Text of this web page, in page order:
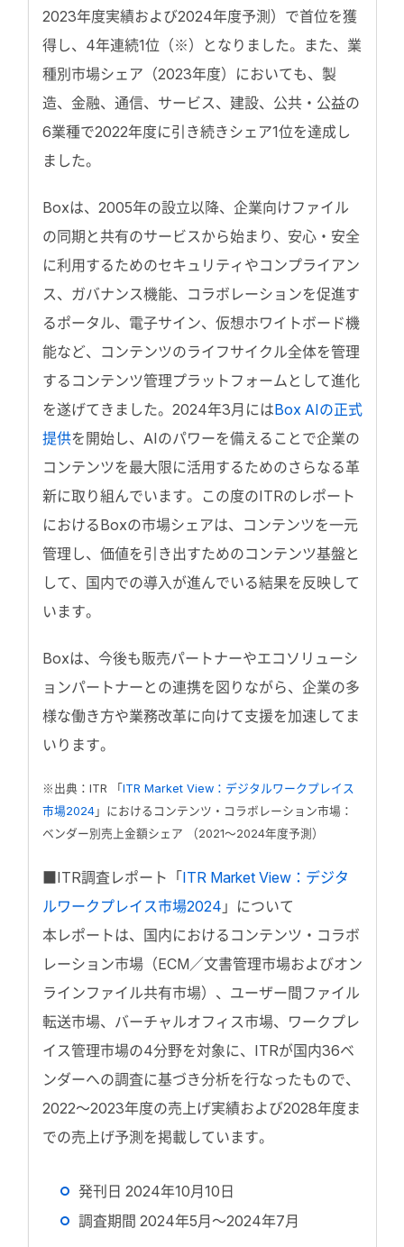
2023年度実績および2024年度予測）で首位を獲
得し、4年連続1位（※）となりました。また、業
種別市場シェア（2023年度）においても、製
造、金融、通信、サービス、建設、公共・公益の
6業種で2022年度に引き続きシェア1位を達成し
ました。
Boxは、2005年の設立以降、企業向けファイル
の同期と共有のサービスから始まり、安心・安全
に利用するためのセキュリティやコンプライアン
ス、ガバナンス機能、コラボレーションを促進す
るポータル、電子サイン、仮想ホワイトボード機
能など、コンテンツのライフサイクル全体を管理
するコンテンツ管理プラットフォームとして進化
を遂げてきました。2024年3月にはBox AIの正式
提供を開始し、AIのパワーを備えることで企業の
コンテンツを最大限に活用するためのさらなる革
新に取り組んでいます。この度のITRのレポート
におけるBoxの市場シェアは、コンテンツを一元
管理し、価値を引き出すためのコンテンツ基盤と
して、国内での導入が進んでいる結果を反映して
います。
Boxは、今後も販売パートナーやエコソリューシ
ョンパートナーとの連携を図りながら、企業の多
様な働き方や業務改革に向けて支援を加速してま
いります。
※出典：ITR 「 ITR Market View：デジタルワークプレイス
市場2024 」におけるコンテンツ・コラボレーション市場：
ベンダー別売上金額シェア （2021～2024年度予測）
■ITR調査レポート「ITR Market View：デジタ
ルワークプレイス市場2024 」について
本レポートは、国内におけるコンテンツ・コラボ
レーション市場（ECM／文書管理市場およびオン
ラインファイル共有市場）、ユーザー間ファイル
転送市場、バーチャルオフィス市場、ワークプレ
イス管理市場の4分野を対象に、ITRが国内36ベ
ンダーへの調査に基づき分析を行なったもので、
2022～2023年度の売上げ実績および2028年度ま
での売上げ予測を掲載しています。
発刊日 2024年10月10日
調査期間 2024年5月～2024年7月